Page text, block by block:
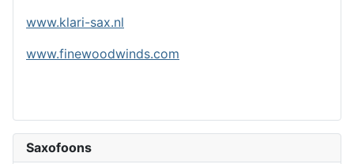
www.klari-sax.nl
www.finewoodwinds.com
Saxofoons